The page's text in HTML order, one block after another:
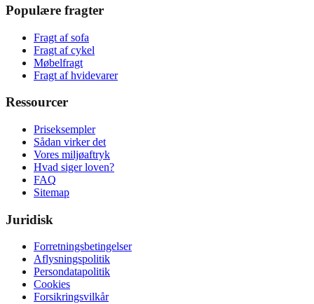
Populære fragter
Fragt af sofa
Fragt af cykel
Møbelfragt
Fragt af hvidevarer
Ressourcer
Priseksempler
Sådan virker det
Vores miljøaftryk
Hvad siger loven?
FAQ
Sitemap
Juridisk
Forretningsbetingelser
Aflysningspolitik
Persondatapolitik
Cookies
Forsikringsvilkår